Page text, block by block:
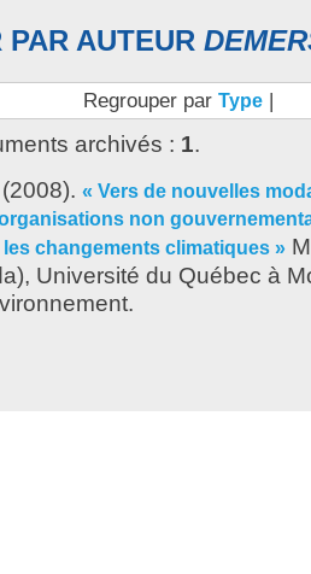
PAR AUTEUR
Regrouper par Type |
archivés : 1.
(2008). « Vers de nouvelles
non
changements climatiques »
Université du Québec à